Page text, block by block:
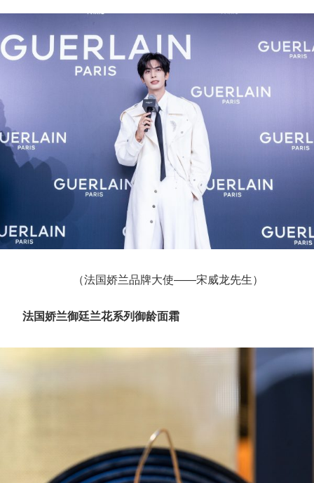
（法国娇兰品牌大使——宋威龙先生）
法国娇兰御廷兰花系列御龄面霜